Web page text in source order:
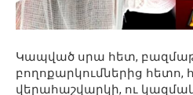
Կապված սրա հետ,
բողոքարկումներից հետո,
վերահաշվարկի, ու